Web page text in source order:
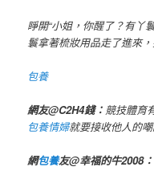
睜開“小姐，你醒了？有丫
鬟拿著梳妝用品走了進來
包養
網友@C2H4錢： 競技體育
包養情婦就要接收他人的
網包養友@幸福的牛2008：